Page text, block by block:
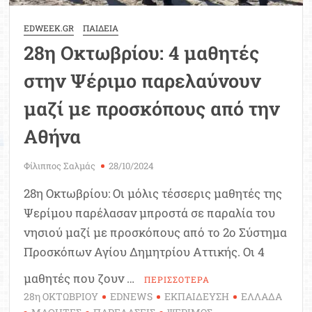
EDWEEK.GR ΠΑΙΔΕΙΑ
28η Οκτωβρίου: 4 μαθητές
στην Ψέριμο παρελαύνουν
μαζί με προσκόπους από την
Αθήνα
Φίλιππος Σαλμάς 28/10/2024
28η Οκτωβρίου: Οι μόλις τέσσερις μαθητές της
Ψερίμου παρέλασαν μπροστά σε παραλία του
νησιού μαζί με προσκόπους από το 2ο Σύστημα
Προσκόπων Αγίου Δημητρίου Αττικής. Οι 4
μαθητές που ζουν …
ΠΕΡΙΣΣΟΤΕΡΑ
28η ΟΚΤΩΒΡΙΟΥ EDNEWS ΕΚΠΑΙΔΕΥΣΗ
ΕΛΛΑΔΑ